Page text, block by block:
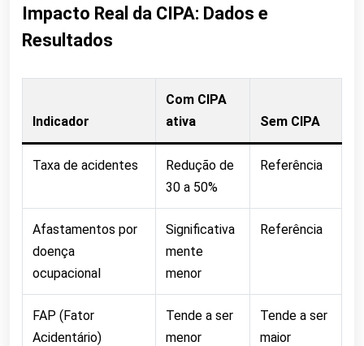
Impacto Real da CIPA: Dados e
Resultados
Indicador
Com CIPA
ativa
Sem CIPA
Taxa de acidentes
Redução de
30 a 50%
Referência
Afastamentos por
doença
ocupacional
Significativa
mente
menor
Referência
FAP (Fator
Acidentário)
Tende a ser
menor
Tende a ser
maior